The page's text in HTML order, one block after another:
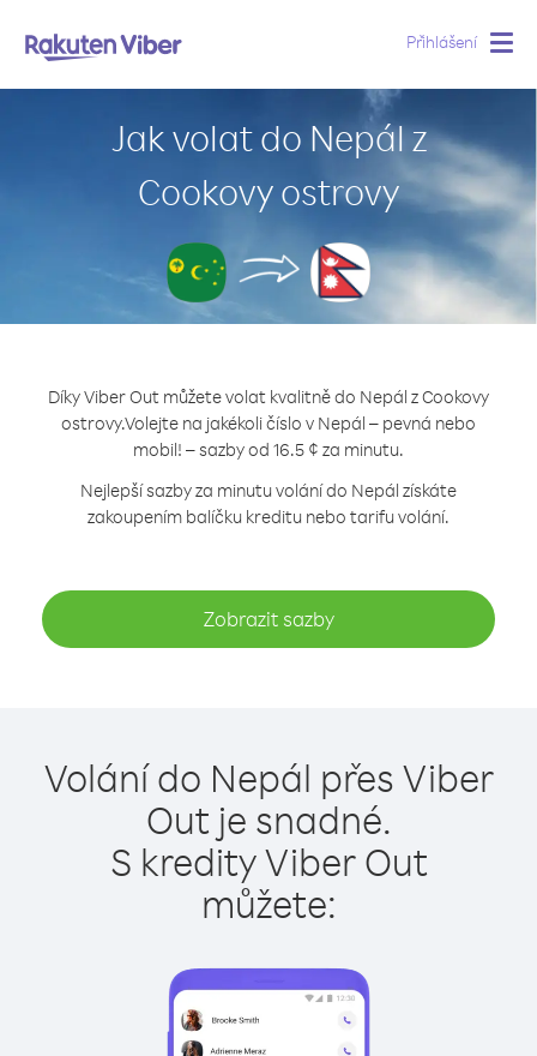
Přihlášení
Jak volat do Nepál z
Cookovy ostrovy
Díky Viber Out můžete volat kvalitně do Nepál z Cookovy
ostrovy.Volejte na jakékoli číslo v Nepál – pevná nebo
mobil! – sazby od 16.5 ¢ za minutu.
Nejlepší sazby za minutu volání do Nepál získáte
zakoupením balíčku kreditu nebo tarifu volání.
Zobrazit sazby
Volání do Nepál přes Viber
Out je snadné.
S kredity Viber Out
můžete: